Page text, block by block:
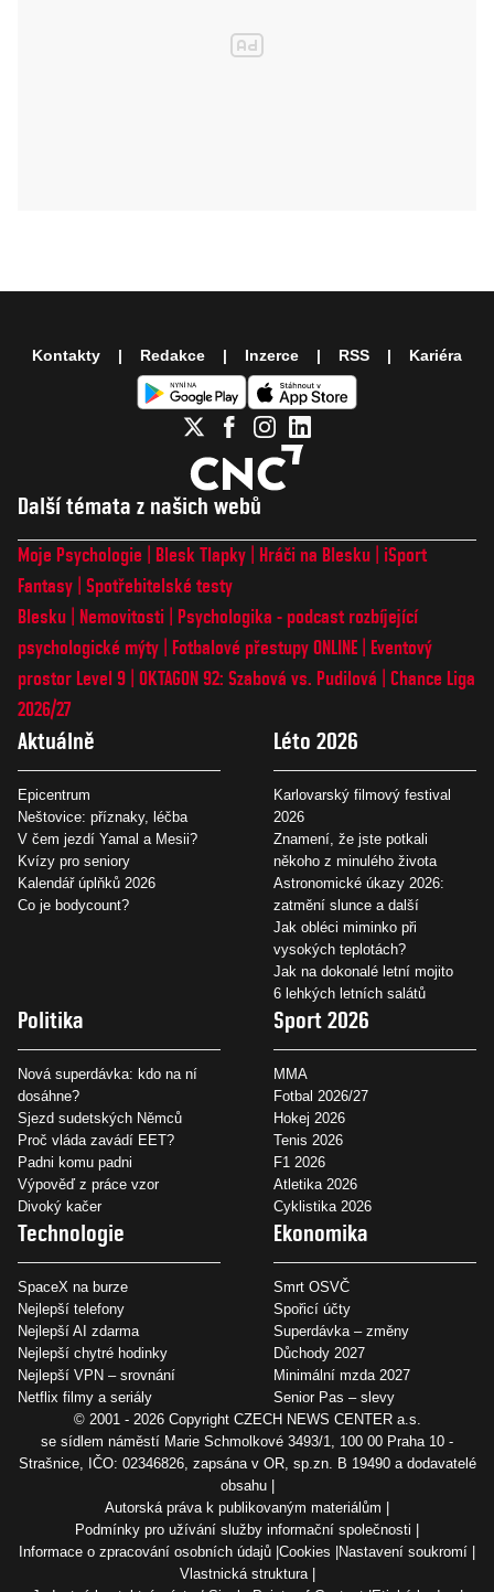
Další témata z našich webů
Moje Psychologie Blesk Tlapky Hráči na Blesku
iSport
Fantasy Spotřebitelské testy
Blesku
Nemovitosti
Psychologika - podcast rozbíjející
psychologické mýty
Fotbalové přestupy ONLINE
Eventový
prostor Level 9 OKTAGON 92: Szabová vs. Pudilová
Chance Liga
2026/27
Aktuálně
Epicentrum
Neštovice: příznaky, léčba
V čem jezdí Yamal a Mesii?
Kvízy pro seniory
Kalendář úplňků 2026
Co je bodycount?
Léto 2026
Karlovarský filmový festival
2026
Znamení, že jste potkali
někoho z minulého života
Astronomické úkazy 2026:
zatmění slunce a další
Jak obléci miminko při
vysokých teplotách?
Jak na dokonalé letní mojito
6 lehkých letních salátů
Politika
Nová superdávka: kdo na ní
dosáhne?
Sjezd sudetských Němců
Proč vláda zavádí EET?
Padni komu padni
Výpověď z práce vzor
Divoký kačer
Sport 2026
MMA
Fotbal 2026/27
Hokej 2026
Tenis 2026
F1 2026
Atletika 2026
Cyklistika 2026
Technologie
SpaceX na burze
Nejlepší telefony
Nejlepší AI zdarma
Nejlepší chytré hodinky
Nejlepší VPN – srovnání
Netflix filmy a seriály
Ekonomika
Smrt OSVČ
Spořicí účty
Superdávka – změny
Důchody 2027
Minimální mzda 2027
Senior Pas – slevy
Kontakty Redakce Inzerce RSS Kariéra
© 2001 - 2026 Copyright CZECH NEWS CENTER a.s.
se sídlem náměstí Marie Schmolkové 3493/1, 100 00 Praha 10 -
Strašnice, IČO: 02346826, zapsána v OR, sp.zn. B 19490 a dodavatelé
obsahu
Autorská práva k publikovaným materiálům
Podmínky pro užívání služby informační společnosti
Informace o zpracování osobních údajů Cookies Nastavení soukromí
Vlastnická struktura